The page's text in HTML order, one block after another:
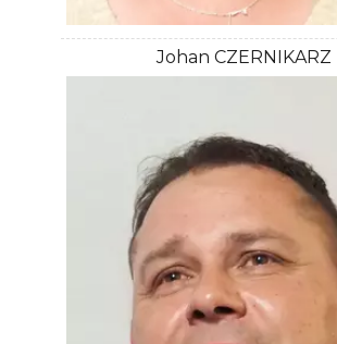
Johan CZERNIKARZ